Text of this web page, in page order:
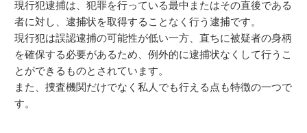
現行犯逮捕は、犯罪を行っている最中またはその直後である
者に対し、逮捕状を取得することなく行う逮捕です。
現行犯は誤認逮捕の可能性が低い一方、直ちに被疑者の身柄
を確保する必要があるため、例外的に逮捕状なくして行うこ
とができるものとされています。
また、捜査機関だけでなく私人でも行える点も特徴の一つで
す。